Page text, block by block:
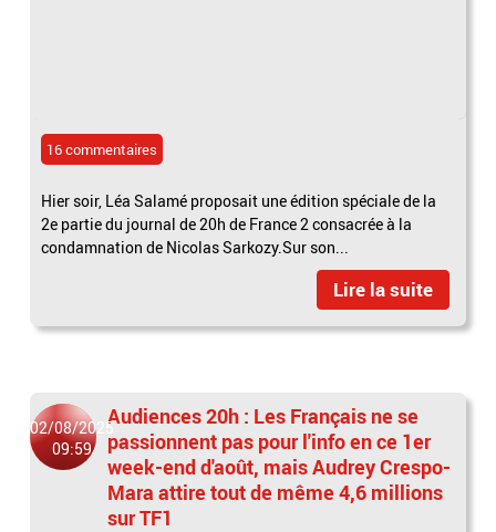
16 commentaires
Hier soir, Léa Salamé proposait une édition spéciale de la
2e partie du journal de 20h de France 2 consacrée à la
condamnation de Nicolas Sarkozy.Sur son...
Lire la suite
02/08/2025
09:59
Audiences 20h : Les Français ne se
passionnent pas pour l'info en ce 1er
week-end d'août, mais Audrey Crespo-
Mara attire tout de même 4,6 millions
sur TF1